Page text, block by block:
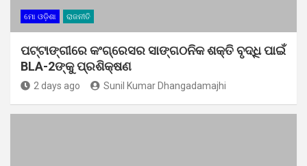
ମୋ ଓଡ଼ିଶା ରାଜନୀତି
ପଟ୍ଟାଙ୍ଗୀରେ କଂଗ୍ରେସର ସାଙ୍ଗଠନିକ ଶକ୍ତି ବୃଦ୍ଧି ପାଇଁ
BLA-2ଙ୍କୁ ପ୍ରଶିକ୍ଷଣ
2 days ago Sunil Kumar Dhangadamajhi